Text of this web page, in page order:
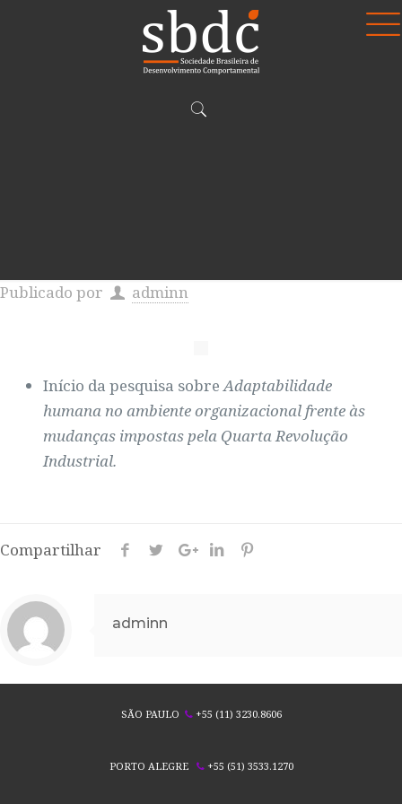
Publicado por adminn
Início da pesquisa sobreAdaptabilidade
humana no ambiente organizacional frente às
mudanças impostas pela Quarta Revolução
Industrial.
Compartilhar
adminn
SÃO PAULO +55 (11) 3230.8606
PORTO ALEGRE +55 (51) 3533.1270